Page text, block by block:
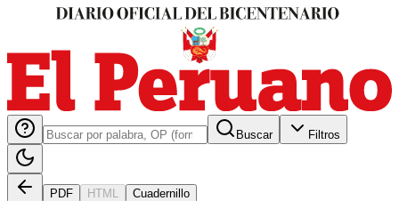
Buscar Filtros
PDF HTML Cuadernillo